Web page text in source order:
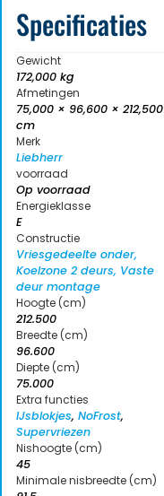
Specificaties
Gewicht
172,000 kg
Afmetingen
75,000 × 96,600 × 212,500
cm
Merk
Liebherr
voorraad
Op voorraad
Energieklasse
E
Constructie
Vriesgedeelte onder,
Koelzone 2 deurs, Vaste
deur montage
Hoogte (cm)
212.500
Breedte (cm)
96.600
Diepte (cm)
75.000
Extra functies
IJsblokjes, NoFrost,
Supervriezen
Nishoogte (cm)
45
Minimale nisbreedte (cm)